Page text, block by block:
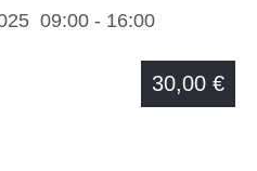
09:00- 16:00
30,00 €